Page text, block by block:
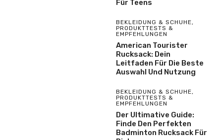
Für Teens
BEKLEIDUNG & SCHUHE,
PRODUKTTESTS &
EMPFEHLUNGEN
American Tourister
Rucksack: Dein
Leitfaden Für Die Beste
Auswahl Und Nutzung
BEKLEIDUNG & SCHUHE,
PRODUKTTESTS &
EMPFEHLUNGEN
Der Ultimative Guide:
Finde Den Perfekten
Badminton Rucksack Für